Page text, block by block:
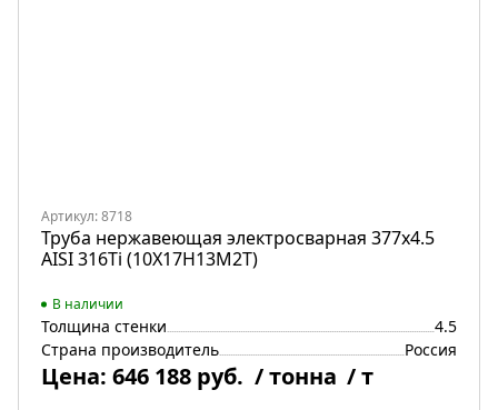
Артикул: 8718
Труба нержавеющая электросварная 377х4.5
AISI 316Ti (10Х17Н13М2Т)
В наличии
Толщина стенки
4.5
Страна производитель
Россия
Цена: 646 188 руб. / тонна / т